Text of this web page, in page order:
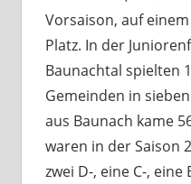
Vorsaison, auf
Platz. In der
Baunachtal spielten
Gemeinden in
aus Baunach kame
waren in der Saison
zwei D-, eine C-, eine